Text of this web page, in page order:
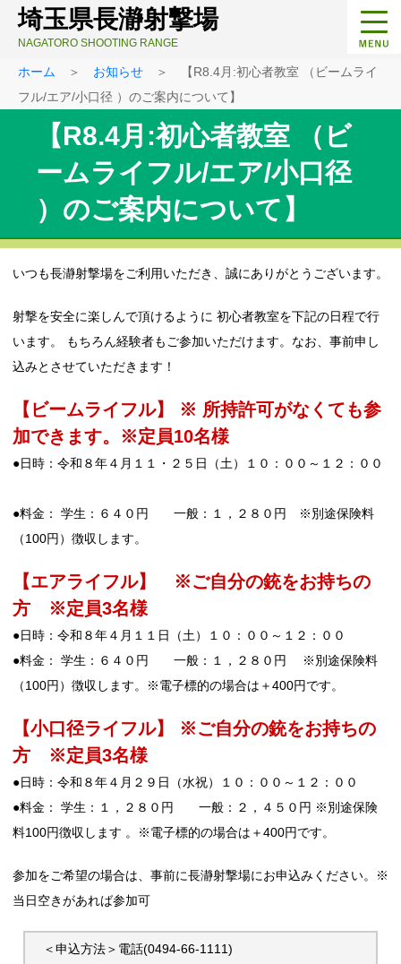
埼玉県長瀞射撃場
NAGATORO SHOOTING RANGE
ホーム ＞ お知らせ ＞ 【R8.4月:初心者教室 （ビームライ
フル/エア/小口径 ）のご案内について】
【R8.4月:初心者教室 （ビ
ームライフル/エア/小口径
）のご案内について】
いつも長瀞射撃場をご利用いただき、誠にありがとうございます。
射撃を安全に楽しんで頂けるように 初心者教室を下記の日程で行
います。 もちろん経験者もご参加いただけます。なお、事前申し
込みとさせていただきます！
【ビームライフル】 ※ 所持許可がなくても参
加できます。※定員10名様
●日時：令和８年４月１１・２５日（土）１０：００～１２：００
●料金： 学生：６４０円 一般：１，２８０円 ※別途保険料
（100円）徴収します。
【エアライフル】 ※ご自分の銃をお持ちの
方 ※定員3名様
●日時：令和８年４月１１日（土）１０：００～１２：００
●料金： 学生：６４０円 一般：１，２８０円 ※別途保険料
（100円）徴収します。※電子標的の場合は＋400円です。
【小口径ライフル】 ※ご自分の銃をお持ちの
方 ※定員3名様
●日時：令和８年４月２９日（水祝）１０：００～１２：００
●料金： 学生：１，２８０円 一般：２，４５０円 ※別途保険
料100円徴収します 。※電子標的の場合は＋400円です。
参加をご希望の場合は、事前に長瀞射撃場にお申込みください。※
当日空きがあれば参加可
＜申込方法＞電話(0494-66-1111)